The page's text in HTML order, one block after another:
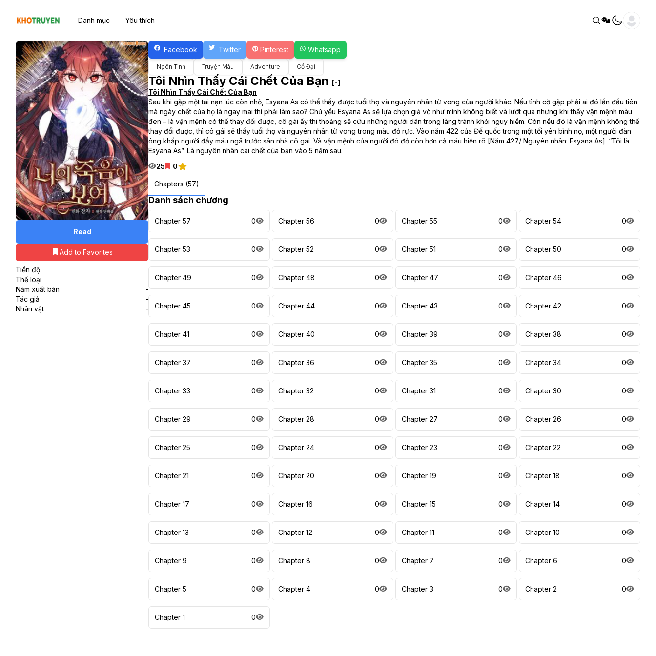
Danh mục Yêu thích
Read
Add to Favorites
Tiến độ
Thể loại
Năm xuất bản
-
Tác giả
-
Nhân vật
-
Facebook Twitter Pinterest Whatsapp
Ngôn Tình Truyện Màu Adventure Cổ Đại
Tôi Nhìn Thấy Cái Chết Của Bạn [-]
Tôi Nhìn Thấy Cái Chết Của Bạn
Sau khi gặp một tai nạn lúc còn nhỏ, Esyana As có thể thấy được tuổi thọ và nguyên nhân tử vong của người khác. Nếu tình cờ gặp phải ai đó lần đầu tiên
mà ngày chết của họ là ngay mai thì phải làm sao? Chủ yếu Esyana As sẽ lựa chọn giả vờ như mình không biết và lướt qua nhưng khi thấy vận mệnh màu
đen – là vận mệnh có thể thay đổi được, cô gái ấy thi thoảng sẽ cứu những người dân trong làng tránh khỏi nguy hiểm. Còn nếu đó là vận mệnh không thể
thay đổi được, thì cô gái sẽ thấy tuổi thọ và nguyên nhân tử vong trong màu đỏ rực. Vào năm 422 của Đế quốc trong một tối yên bình nọ, một người đàn
ông khắp người đầy máu ngã trước sân nhà cô gái. Và vận mệnh của người đó đỏ còn hơn cả máu hiện rõ [Năm 427/ Nguyên nhân: Esyana As]. “Tôi là
Esyana As”. Là nguyên nhân cái chết của bạn vào 5 năm sau.
25
0
Chapters (57)
Danh sách chương
Chapter 57 0 Chapter 56 0 Chapter 55 0 Chapter 54 0
Chapter 53 0 Chapter 52 0 Chapter 51 0 Chapter 50 0
Chapter 49 0 Chapter 48 0 Chapter 47 0 Chapter 46 0
Chapter 45 0 Chapter 44 0 Chapter 43 0 Chapter 42 0
Chapter 41 0 Chapter 40 0 Chapter 39 0 Chapter 38 0
Chapter 37 0 Chapter 36 0 Chapter 35 0 Chapter 34 0
Chapter 33 0 Chapter 32 0 Chapter 31 0 Chapter 30 0
Chapter 29 0 Chapter 28 0 Chapter 27 0 Chapter 26 0
Chapter 25 0 Chapter 24 0 Chapter 23 0 Chapter 22 0
Chapter 21 0 Chapter 20 0 Chapter 19 0 Chapter 18 0
Chapter 17 0 Chapter 16 0 Chapter 15 0 Chapter 14 0
Chapter 13 0 Chapter 12 0 Chapter 11 0 Chapter 10 0
Chapter 9 0 Chapter 8 0 Chapter 7 0 Chapter 6 0
Chapter 5 0 Chapter 4 0 Chapter 3 0 Chapter 2 0
Chapter 1 0